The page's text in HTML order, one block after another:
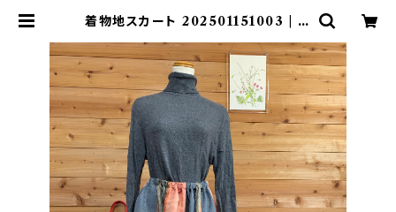
着物地スカート 202501151003 | み